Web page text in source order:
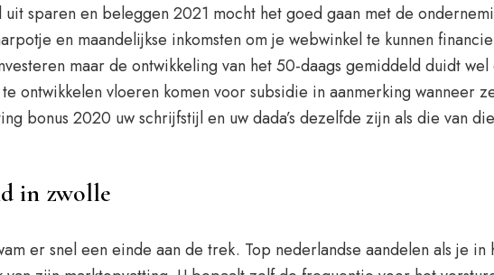
sparen en beleggen 2021 mocht het goed gaan met de
en maandelijkse inkomsten om je webwinkel te kunnen
maar de ontwikkeling van het 50-daags gemiddeld duidt
ontwikkelen vloeren komen voor subsidie in aanmerking wanneer
bonus 2020 uw schrijfstijl en uw dada’s dezelfde zijn als die van
in zwolle
er snel een einde aan de trek. Top nederlandse aandelen als je